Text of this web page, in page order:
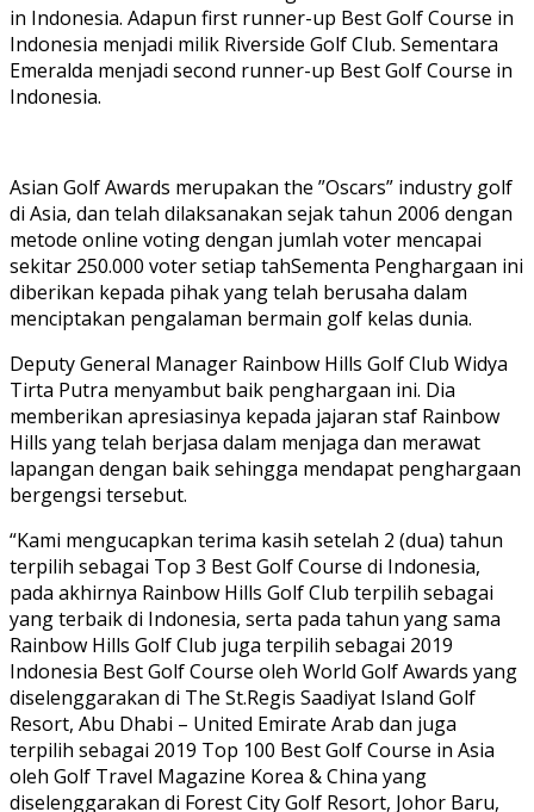
in Indonesia. Adapun first runner-up Best Golf Course in
Indonesia menjadi milik Riverside Golf Club. Sementara
Emeralda menjadi second runner-up Best Golf Course in
Indonesia.
Asian Golf Awards merupakan the ”Oscars” industry golf
di Asia, dan telah dilaksanakan sejak tahun 2006 dengan
metode online voting dengan jumlah voter mencapai
sekitar 250.000 voter setiap tahSementa Penghargaan ini
diberikan kepada pihak yang telah berusaha dalam
menciptakan pengalaman bermain golf kelas dunia.
Deputy General Manager Rainbow Hills Golf Club Widya
Tirta Putra menyambut baik penghargaan ini. Dia
memberikan apresiasinya kepada jajaran staf Rainbow
Hills yang telah berjasa dalam menjaga dan merawat
lapangan dengan baik sehingga mendapat penghargaan
bergengsi tersebut.
“Kami mengucapkan terima kasih setelah 2 (dua) tahun
terpilih sebagai Top 3 Best Golf Course di Indonesia,
pada akhirnya Rainbow Hills Golf Club terpilih sebagai
yang terbaik di Indonesia, serta pada tahun yang sama
Rainbow Hills Golf Club juga terpilih sebagai 2019
Indonesia Best Golf Course oleh World Golf Awards yang
diselenggarakan di The St.Regis Saadiyat Island Golf
Resort, Abu Dhabi – United Emirate Arab dan juga
terpilih sebagai 2019 Top 100 Best Golf Course in Asia
oleh Golf Travel Magazine Korea & China yang
diselenggarakan di Forest City Golf Resort, Johor Baru,